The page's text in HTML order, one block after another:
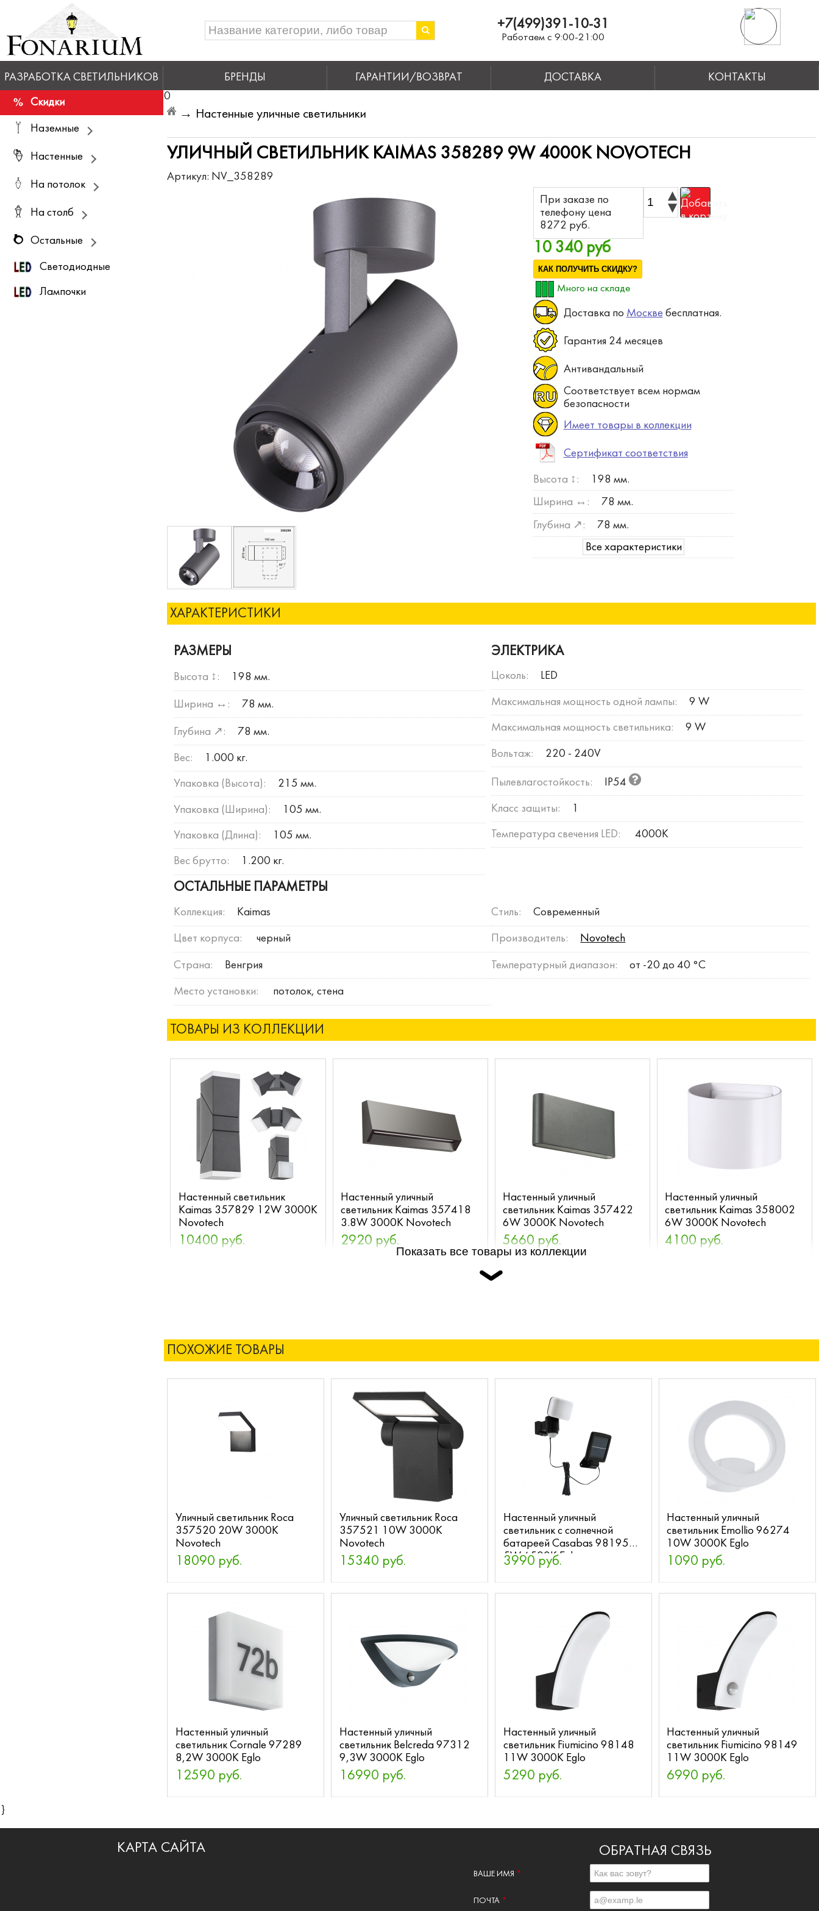
+7(499)391-10-31
Работаем с 9:00-21:00
РАЗРАБОТКА СВЕТИЛЬНИКОВ БРЕНДЫ ГАРАНТИИ/ВОЗВРАТ ДОСТАВКА КОНТАКТЫ
Скидки
Наземные
Настенные
На потолок
На столб
Остальные
Светодиодные
Лампочки
0
→ Настенные уличные светильники
УЛИЧНЫЙ СВЕТИЛЬНИК KAIMAS 358289 9W 4000K NOVOTECH
Артикул: NV_358289
При заказе по
телефону цена
8272 pyб.
10 340 руб
КАК ПОЛУЧИТЬ СКИДКУ?
Много на складе
Доставка по Москве бесплатная.
Гарантия 24 месяцев
Антивандальный
Соответствует всем нормам
безопасности
Имеет товары в коллекции
Сертификат соответствия
Высота ↕: 198 мм.
Ширина ↔: 78 мм.
Глубина ↗:
78 мм.
Все характеристики
ХАРАКТЕРИСТИКИ
РАЗМЕРЫ
Высота ↕: 198 мм.
Ширина ↔: 78 мм.
Глубина ↗: 78 мм.
Вес: 1.000 кг.
Упаковка (Высота): 215 мм.
Упаковка (Ширина): 105 мм.
Упаковка (Длина): 105 мм.
Вес брутто: 1.200 кг.
ЭЛЕКТРИКА
Цоколь: LED
Максимальная мощность одной лампы: 9 W
Максимальная мощность светильника: 9 W
Вольтаж: 220 - 240V
Пылевлагостойкость: IP54
Класс защиты: 1
Температура свечения LED: 4000К
ОСТАЛЬНЫЕ ПАРАМЕТРЫ
Коллекция: Kaimas Стиль: Современный
Цвет корпуса: черный Производитель: Novotech
Страна: Венгрия Температурный диапазон: от -20 до 40 °C
Место установки: потолок, стена
ТОВАРЫ ИЗ КОЛЛЕКЦИИ
Настенный светильник
Kaimas 357829 12W 3000K
Novotech
10400 руб.
Настенный уличный
светильник Kaimas 357418
3.8W 3000K Novotech
2920 руб.
Настенный уличный
светильник Kaimas 357422
6W 3000K Novotech
5660 руб.
Настенный уличный
светильник Kaimas 358002
6W 3000K Novotech
4100 руб.
Показать все товары из коллекции
ПОХОЖИЕ ТОВАРЫ
Уличный светильник Roca
357520 20W 3000K
Novotech
18090 руб.
Уличный светильник Roca
357521 10W 3000K
Novotech
15340 руб.
Настенный уличный
светильник с солнечной
батареей Casabas 98195
5W 6500K Eglo
3990 руб.
Настенный уличный
светильник Emollio 96274
10W 3000K Eglo
1090 руб.
Настенный уличный
светильник Cornale 97289
8,2W 3000K Eglo
12590 руб.
Настенный уличный
светильник Belcreda 97312
9,3W 3000K Eglo
16990 руб.
Настенный уличный
светильник Fiumicino 98148
11W 3000K Eglo
5290 руб.
Настенный уличный
светильник Fiumicino 98149
11W 3000K Eglo
6990 руб.
}
КАРТА САЙТА ОБРАТНАЯ СВЯЗЬ
ВАШЕ ИМЯ *
ПОЧТА *